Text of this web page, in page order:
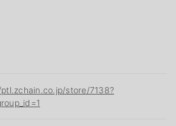
store/7138?